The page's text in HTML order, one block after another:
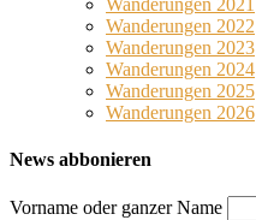
Wanderungen 2022
Wanderungen 2023
Wanderungen 2024
Wanderungen 2025
Wanderungen 2026
News abbonieren
Vorname oder ganzer Name